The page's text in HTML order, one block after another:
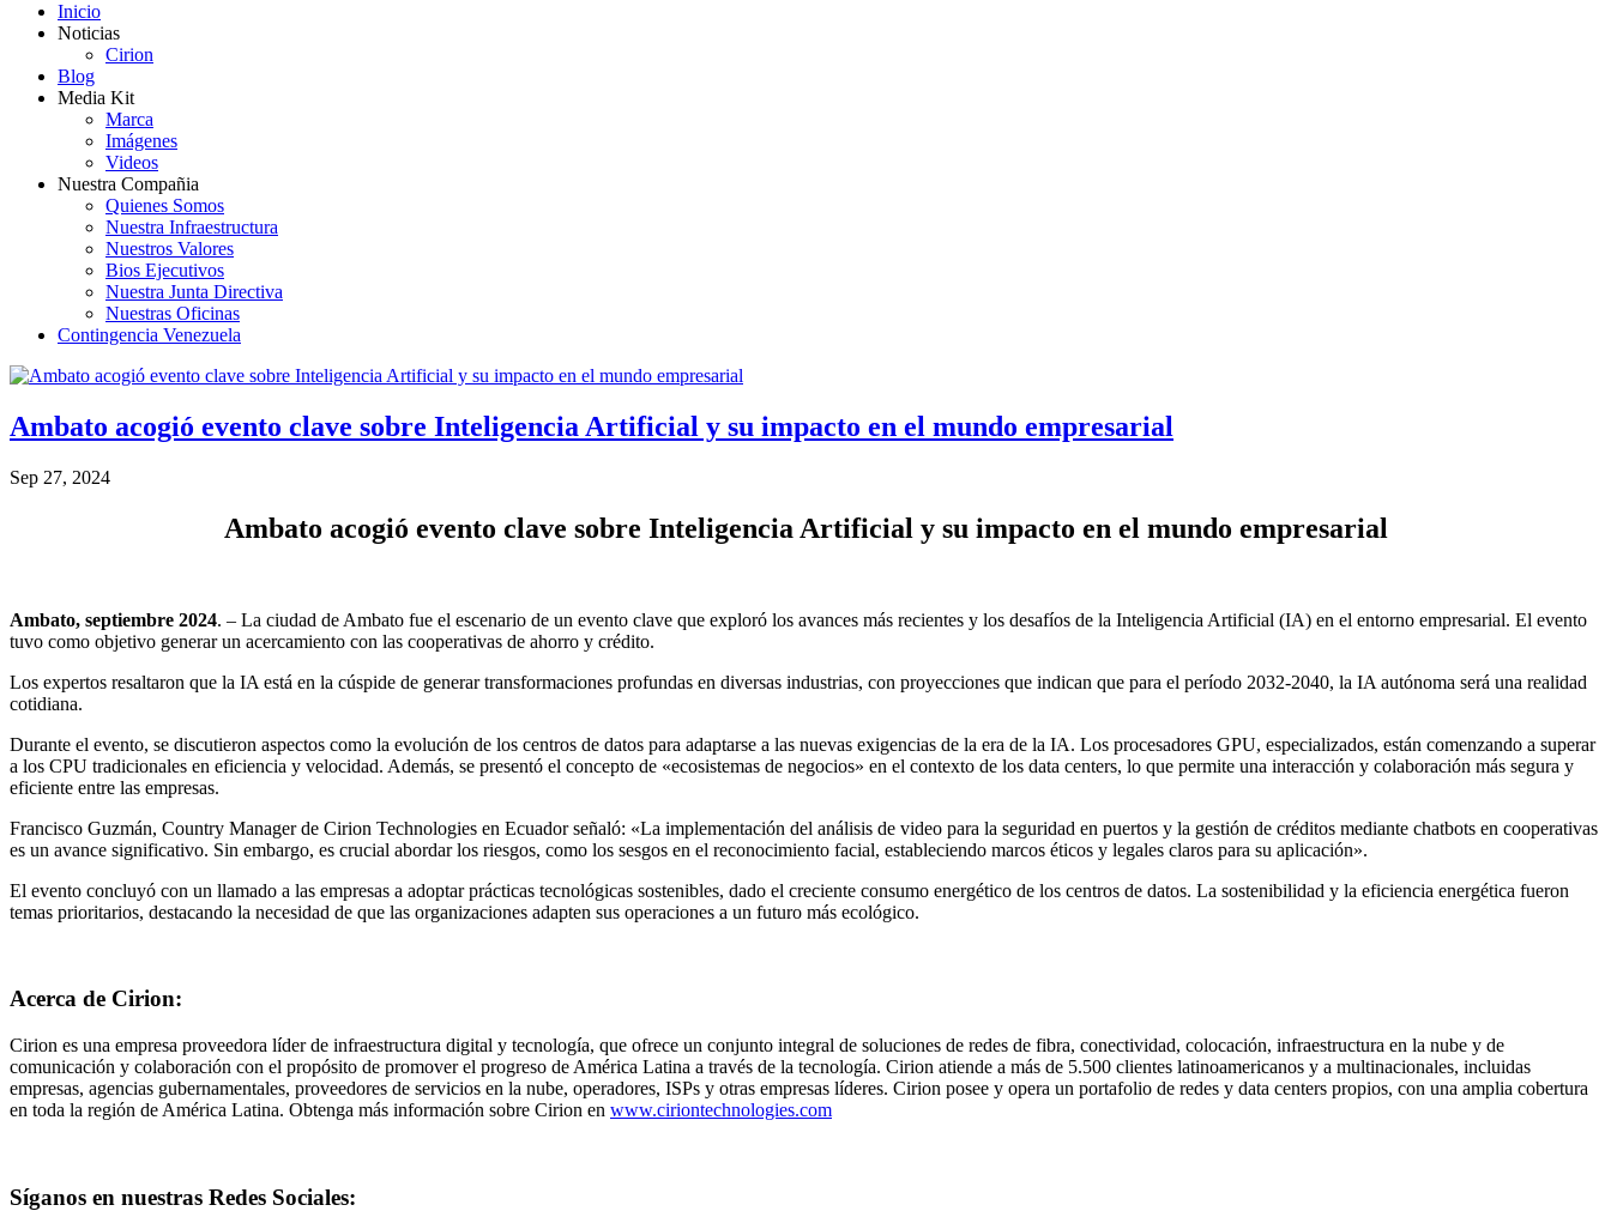
Inicio
Noticias
Cirion
Blog
Media Kit
Marca
Imágenes
Videos
Nuestra Compañia
Quienes Somos
Nuestra Infraestructura
Nuestros Valores
Bios Ejecutivos
Nuestra Junta Directiva
Nuestras Oficinas
Contingencia Venezuela
Ambato acogió evento clave sobre Inteligencia Artificial y su impacto en el mundo empresarial
Sep 27, 2024
Ambato acogió evento clave sobre Inteligencia Artificial y su impacto en el mundo empresarial
Ambato, septiembre 2024. – La ciudad de Ambato fue el escenario de un evento clave que exploró los avances más recientes y los desafíos de la Inteligencia Artificial (IA) en el entorno empresarial. El evento
tuvo como objetivo generar un acercamiento con las cooperativas de ahorro y crédito.
Los expertos resaltaron que la IA está en la cúspide de generar transformaciones profundas en diversas industrias, con proyecciones que indican que para el período 2032-2040, la IA autónoma será una realidad
cotidiana.
Durante el evento, se discutieron aspectos como la evolución de los centros de datos para adaptarse a las nuevas exigencias de la era de la IA. Los procesadores GPU, especializados, están comenzando a superar
a los CPU tradicionales en eficiencia y velocidad. Además, se presentó el concepto de «ecosistemas de negocios» en el contexto de los data centers, lo que permite una interacción y colaboración más segura y
eficiente entre las empresas.
Francisco Guzmán, Country Manager de Cirion Technologies en Ecuador señaló: «La implementación del análisis de video para la seguridad en puertos y la gestión de créditos mediante chatbots en cooperativas
es un avance significativo. Sin embargo, es crucial abordar los riesgos, como los sesgos en el reconocimiento facial, estableciendo marcos éticos y legales claros para su aplicación».
El evento concluyó con un llamado a las empresas a adoptar prácticas tecnológicas sostenibles, dado el creciente consumo energético de los centros de datos. La sostenibilidad y la eficiencia energética fueron
temas prioritarios, destacando la necesidad de que las organizaciones adapten sus operaciones a un futuro más ecológico.
Acerca de Cirion:
Cirion es una empresa proveedora líder de infraestructura digital y tecnología, que ofrece un conjunto integral de soluciones de redes de fibra, conectividad, colocación, infraestructura en la nube y de
comunicación y colaboración con el propósito de promover el progreso de América Latina a través de la tecnología. Cirion atiende a más de 5.500 clientes latinoamericanos y a multinacionales, incluidas
empresas, agencias gubernamentales, proveedores de servicios en la nube, operadores, ISPs y otras empresas líderes. Cirion posee y opera un portafolio de redes y data centers propios, con una amplia cobertura
en toda la región de América Latina. Obtenga más información sobre Cirion en www.ciriontechnologies.com
Síganos en nuestras Redes Sociales: